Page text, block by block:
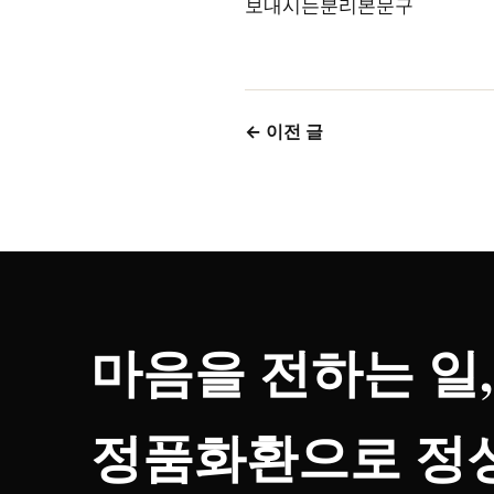
보내시는분리본문구
← 이전 글
마음을 전하는 일,
정품화환으로 정